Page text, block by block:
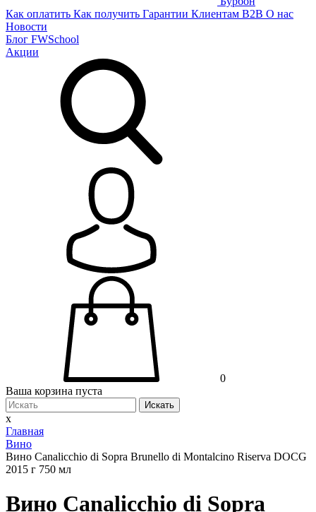
Как оплатить Как получить Гарантии Клиентам B2B О нас
Новости
Блог FWSchool
Акции
0
Ваша корзина пуста
Искать
x
Главная
Вино
Вино Canalicchio di Sopra Brunello di Montalcino Riserva DOCG
2015 г 750 мл
Вино Canalicchio di Sopra